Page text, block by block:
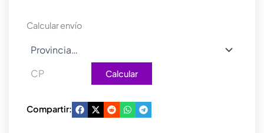
Calcular envío
Calcular
Compartir: